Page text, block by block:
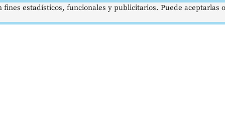
estadísticos, funcionales y publicitarios. Puede aceptarlas